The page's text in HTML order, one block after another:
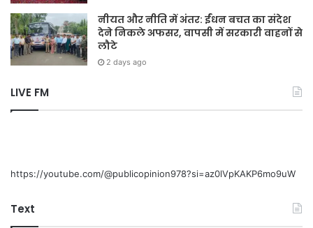
नीयत और नीति में अंतर: ईंधन बचत का संदेश
देने निकले अफसर, वापसी में सरकारी वाहनों से
लौटे
2 days ago
LIVE FM
https://youtube.com/@publicopinion978?si=az0lVpKAKP6mo9uW
Text